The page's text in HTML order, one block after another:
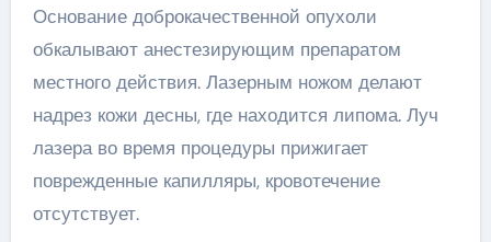
Основание доброкачественной опухоли
обкалывают анестезирующим препаратом
местного действия. Лазерным ножом делают
надрез кожи десны, где находится липома. Луч
лазера во время процедуры прижигает
поврежденные капилляры, кровотечение
отсутствует.